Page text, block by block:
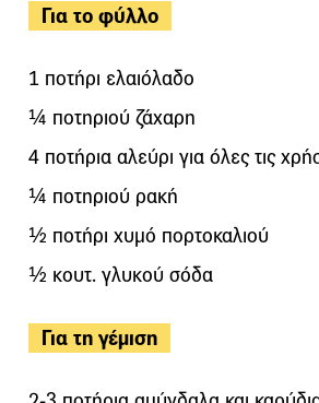
Για το φύλλο
1 ποτήρι ελαιόλαδο
¼ ποτηριού ζάχαρη
4 ποτήρια αλεύρι για όλες τις
¼ ποτηριού ρακή
½ ποτήρι χυμό πορτοκαλιού
½ κουτ. γλυκού σόδα
Για τη γέμιση